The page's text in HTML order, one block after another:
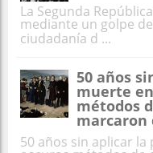
La Segunda
mediante un golpe
ciudadanía d ...
50 años
muerte
métodos
marcaron
50 años sin aplicar la